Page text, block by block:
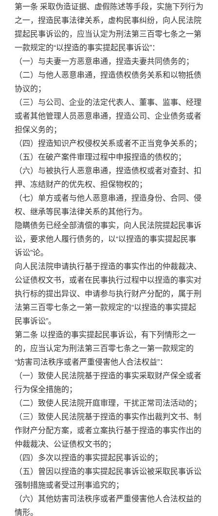
第一条 采取伪造证据、虚假陈述等手段，实施下列行为
之一，捏造民事法律关系，虚构民事纠纷，向人民法院
提起民事诉讼的，应当认定为刑法第三百零七条之一第
一款规定的“以捏造的事实提起民事诉讼”：
（一）与夫妻一方恶意串通，捏造夫妻共同债务的；
（二）与他人恶意串通，捏造债权债务关系和以物抵债
协议的；
（三）与公司、企业的法定代表人、董事、监事、经理
或者其他管理人员恶意串通，捏造公司、企业债务或者
担保义务的；
（四）捏造知识产权侵权关系或者不正当竞争关系的；
（五）在破产案件审理过程中申报捏造的债权的；
（六）与被执行人恶意串通，捏造债权或者对查封、扣
押、冻结财产的优先权、担保物权的；
（七）单方或者与他人恶意串通，捏造身份、合同、侵
权、继承等民事法律关系的其他行为。
隐瞒债务已经全部清偿的事实，向人民法院提起民事诉
讼，要求他人履行债务的，以“以捏造的事实提起民事
诉讼”论。
向人民法院申请执行基于捏造的事实作出的仲裁裁决、
公证债权文书，或者在民事执行过程中以捏造的事实对
执行标的提出异议、申请参与执行财产分配的，属于刑
法第三百零七条之一第一款规定的“以捏造的事实提起
民事诉讼”。
第二条 以捏造的事实提起民事诉讼，有下列情形之一
的，应当认定为刑法第三百零七条之一第一款规定的
“妨害司法秩序或者严重侵害他人合法权益”：
（一）致使人民法院基于捏造的事实采取财产保全或者
行为保全措施的；
（二）致使人民法院开庭审理，干扰正常司法活动的；
（三）致使人民法院基于捏造的事实作出裁判文书、制
作财产分配方案，或者立案执行基于捏造的事实作出的
仲裁裁决、公证债权文书的；
（四）多次以捏造的事实提起民事诉讼的；
（五）曾因以捏造的事实提起民事诉讼被采取民事诉讼
强制措施或者受过刑事追究的；
（六）其他妨害司法秩序或者严重侵害他人合法权益的
情形。